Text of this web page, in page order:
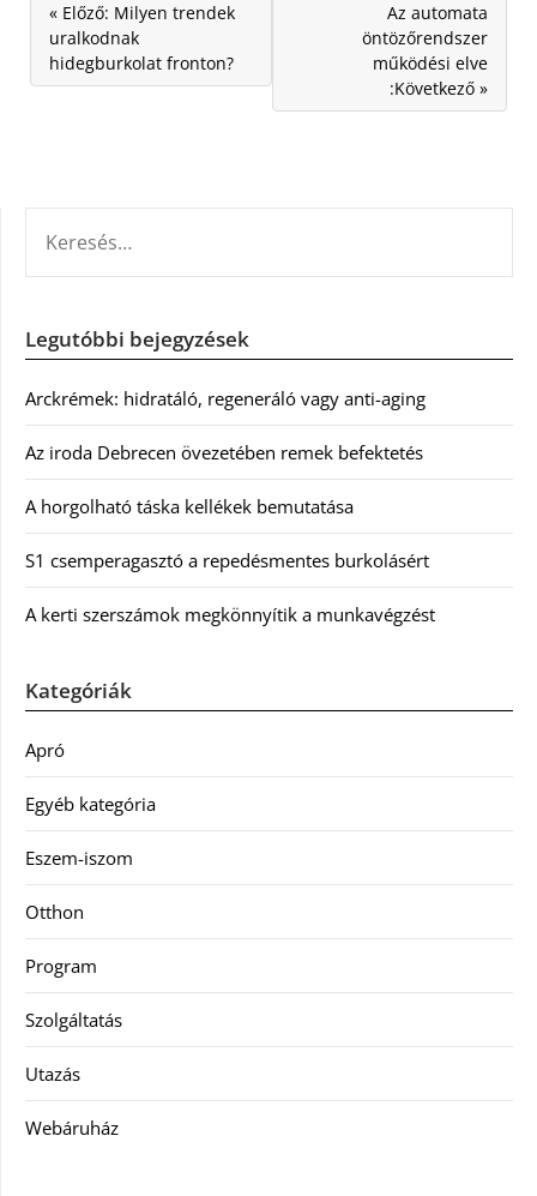
« Előző: Milyen trendek
uralkodnak
hidegburkolat fronton?
Az automata
öntözőrendszer
működési elve
:Következő »
Legutóbbi bejegyzések
Arckrémek: hidratáló, regeneráló vagy anti-aging
Az iroda Debrecen övezetében remek befektetés
A horgolható táska kellékek bemutatása
S1 csemperagasztó a repedésmentes burkolásért
A kerti szerszámok megkönnyítik a munkavégzést
Kategóriák
Apró
Egyéb kategória
Eszem-iszom
Otthon
Program
Szolgáltatás
Utazás
Webáruház